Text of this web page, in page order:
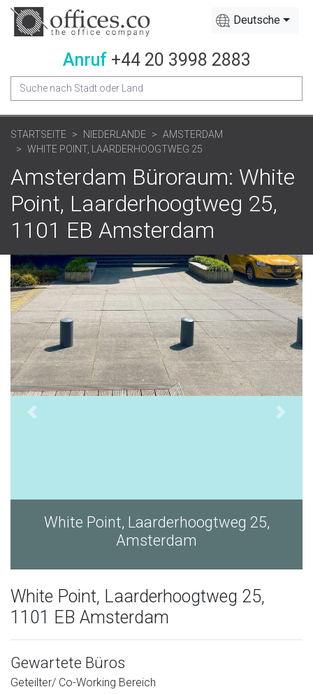
Deutsche
Anruf +44 20 3998 2883
STARTSEITE NIEDERLANDE
AMSTERDAM
WHITE POINT, LAARDERHOOGTWEG 25
Amsterdam Büroraum: White
Point, Laarderhoogtweg 25,
1101 EB Amsterdam
White Point, Laarderhoogtweg 25,
Amsterdam
White Point, Laarderhoogtweg 25,
1101 EB Amsterdam
Gewartete Büros
Geteilter/ Co-Working Bereich